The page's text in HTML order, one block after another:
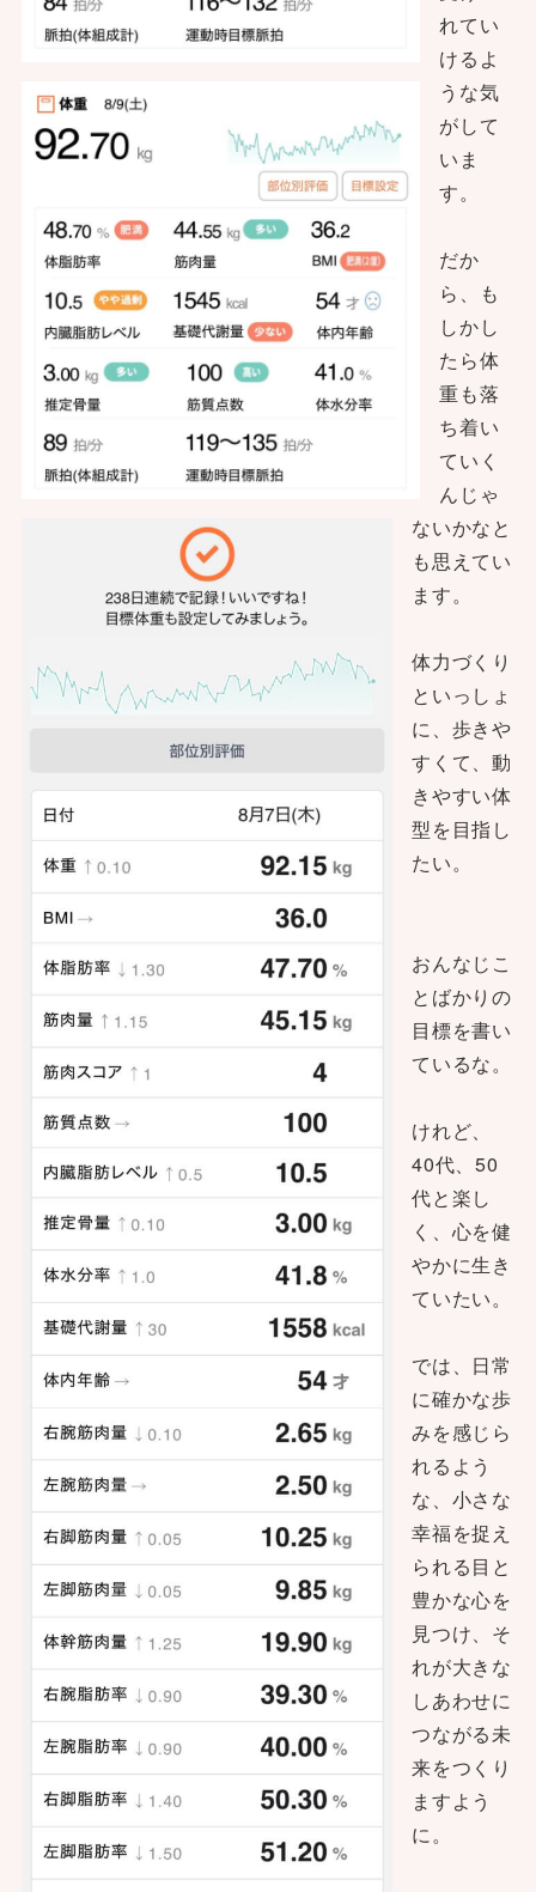
れてい
けるよ
うな気
がして
いま
す。
だか
ら、も
しかし
たら体
重も落
ち着い
ていく
んじゃ
ないかなと
も思えてい
ます。
体力づくり
といっしょ
に、歩きや
すくて、動
きやすい体
型を目指し
たい。
おんなじこ
とばかりの
目標を書い
ているな。
けれど、
40代、50
代と楽し
く、心を健
やかに生き
ていたい。
では、日常
に確かな歩
みを感じら
れるよう
な、小さな
幸福を捉え
られる目と
豊かな心を
見つけ、そ
れが大きな
しあわせに
つながる未
来をつくり
ますよう
に。